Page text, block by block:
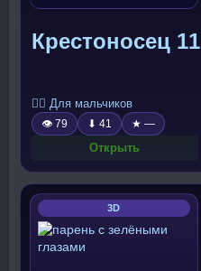
Крестоносец 11
🧍‍♂️ Для мальчиков
👁 79 ⬇ 41 ★ —
Открыть
3D